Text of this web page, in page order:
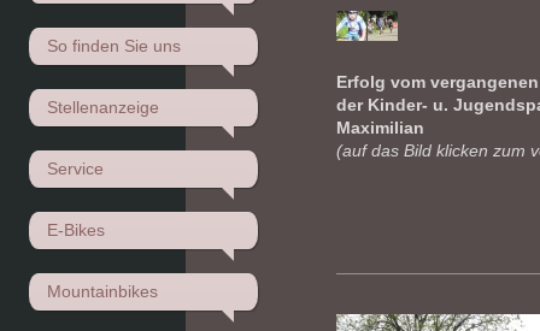
So finden Sie uns
Stellenanzeige
Service
E-Bikes
Mountainbikes
Erfolg vom
der Kinder- u.
Maximilian
(auf das Bild klicken zum